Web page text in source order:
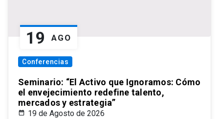
19 AGO
Conferencias
Seminario: “El Activo que Ignoramos: Cómo
el envejecimiento redefine talento,
mercados y estrategia”
19 de Agosto de 2026